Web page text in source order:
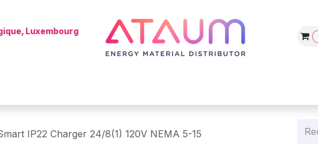
Luxembourg
IP22 Charger 24/8(1) 120V NEMA 5-15